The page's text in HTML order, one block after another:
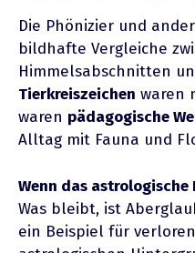
Die Phönizier und
bildhafte Vergleiche
Himmelsabschnitten
Tierkreiszeichen waren
waren pädagogische
Alltag mit Fauna und
Wenn das
Was bleibt, ist
ein Beispiel für